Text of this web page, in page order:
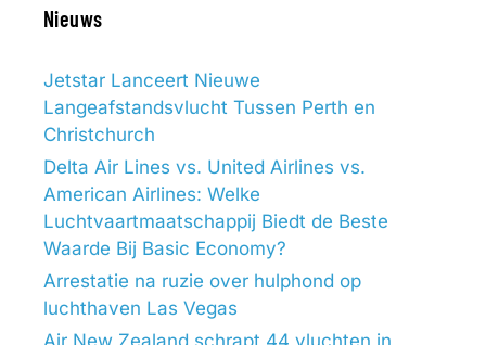
Nieuws
Jetstar Lanceert Nieuwe
Langeafstandsvlucht Tussen Perth en
Christchurch
Delta Air Lines vs. United Airlines vs.
American Airlines: Welke
Luchtvaartmaatschappij Biedt de Beste
Waarde Bij Basic Economy?
Arrestatie na ruzie over hulphond op
luchthaven Las Vegas
Air New Zealand schrapt 44 vluchten in